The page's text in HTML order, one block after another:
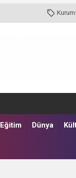
Eğitim Dünya